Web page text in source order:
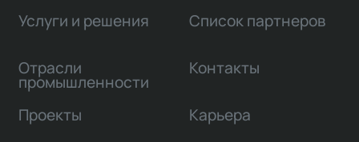
Услуги и решения
Отрасли
промышленности
Проекты
Список партнеров
Контакты
Карьера